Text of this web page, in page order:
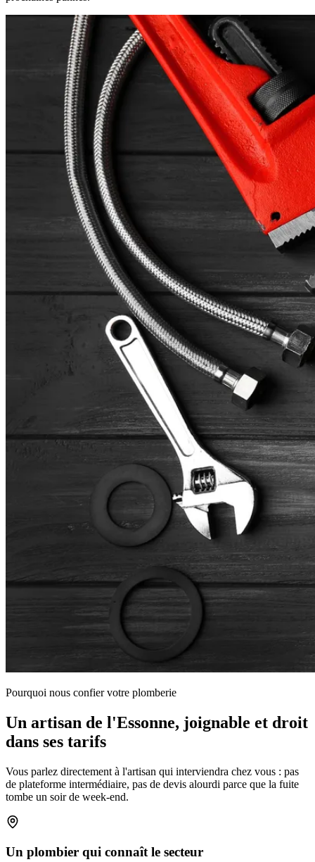
Pourquoi nous confier votre plomberie
Un artisan de l'Essonne, joignable et droit
dans ses tarifs
Vous parlez directement à l'artisan qui interviendra chez vous : pas
de plateforme intermédiaire, pas de devis alourdi parce que la fuite
tombe un soir de week-end.
Un plombier qui connaît le secteur